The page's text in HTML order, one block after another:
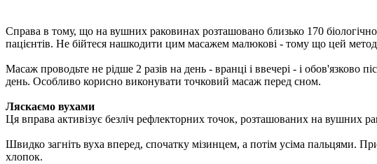
Справа в тому, що на вушних раковинах розташовано близько 170
пацієнтів. Не бійтеся нашкодити цим масажем малюкові - тому що цей метод
Масаж проводьте не рідше 2 разів на день - вранці і ввечері - і обов'язково
день. Особливо корисно виконувати точковий масаж перед сном.
Ляскаємо вухами
Ця вправа активізує безліч рефлекторних точок, розташованих на вушних
Швидко загніть вуха вперед, спочатку мізинцем, а потім усіма пальцями.
хлопок.